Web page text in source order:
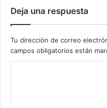
Deja una respuesta
Tu dirección de correo
campos obligatorios están